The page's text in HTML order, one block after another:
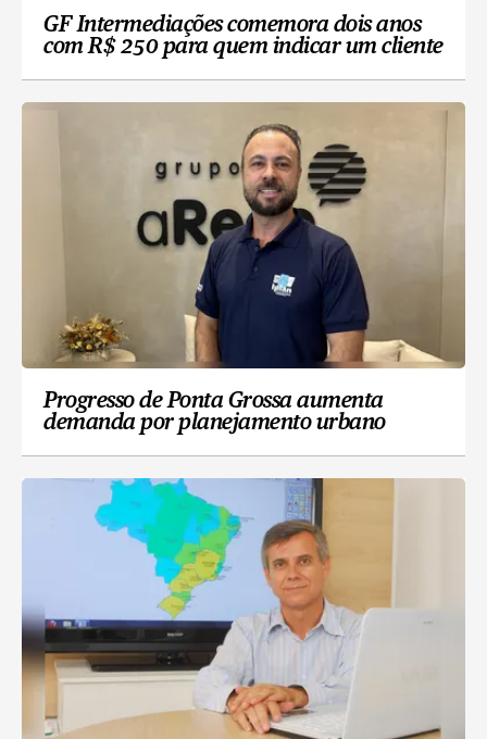
GF Intermediações comemora dois anos
com R$ 250 para quem indicar um cliente
Progresso de Ponta Grossa aumenta
demanda por planejamento urbano